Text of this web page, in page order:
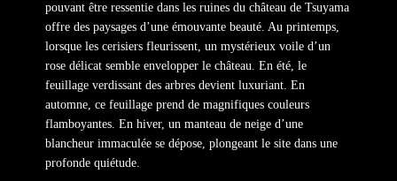
pouvant être ressentie dans les ruines du château de Tsuyama
offre des paysages d’une émouvante beauté. Au printemps,
lorsque les cerisiers fleurissent, un mystérieux voile d’un
rose délicat semble envelopper le château. En été, le
feuillage verdissant des arbres devient luxuriant. En
automne, ce feuillage prend de magnifiques couleurs
flamboyantes. En hiver, un manteau de neige d’une
blancheur immaculée se dépose, plongeant le site dans une
profonde quiétude.